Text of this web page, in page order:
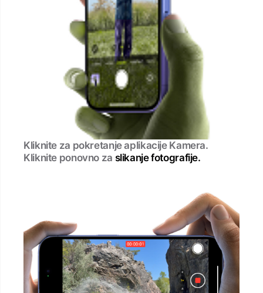
Kliknite za pokretanje aplikacije Kamera.
Kliknite ponovno za slikanje fotografije.